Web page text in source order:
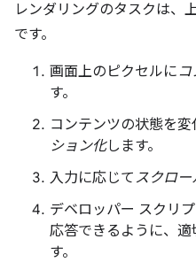
レンダリングのタスクは、
です。
画面上のピクセルに
す。
コンテンツの状態を変
ション化します。
入力に応じて スクロー
デベロッパー スクリ
応答できるように、適
す。